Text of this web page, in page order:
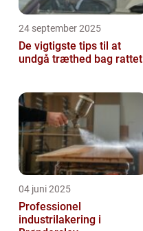
24 september 2025
De vigtigste tips til at
undgå træthed bag rattet
04 juni 2025
Professionel
industrilakering i